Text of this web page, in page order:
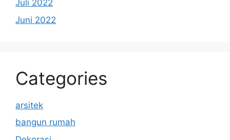
Juli 2022
Juni 2022
Categories
arsitek
bangun rumah